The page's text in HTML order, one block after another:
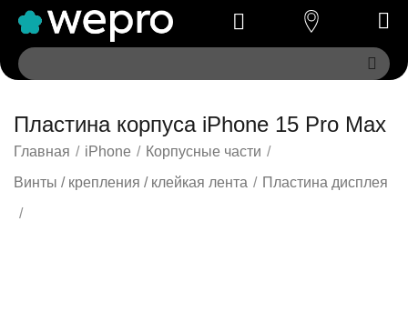
Пластина корпуса iPhone 15 Pro Max
Главная / iPhone / Корпусные части /
Винты / крепления / клейкая лента / Пластина дисплея
/